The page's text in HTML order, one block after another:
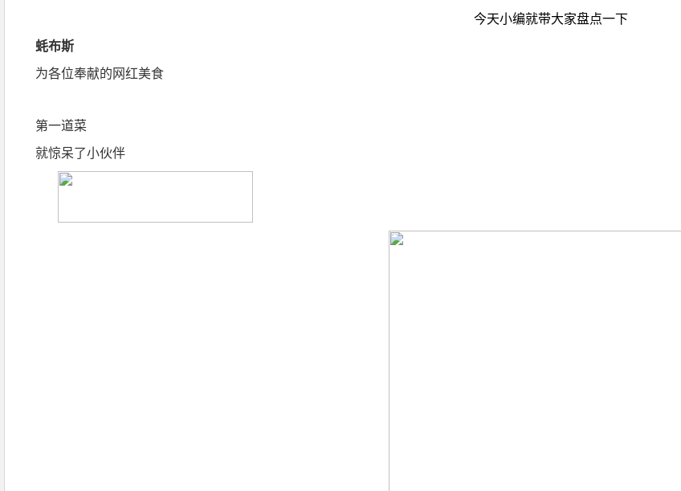
今天小编就带大家盘点一下
蚝布斯
为各位奉献的网红美食
第一道菜
就惊呆了小伙伴